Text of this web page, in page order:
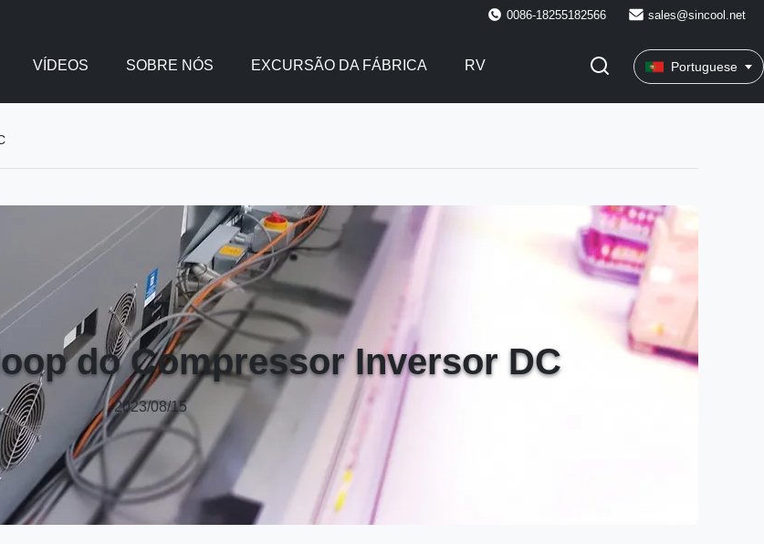
0086-18255182566 sales@sincool.net
VÍDEOS SOBRE NÓS EXCURSÃO DA FÁBRICA RV Portuguese
do Compressor Inversor DC
2023/08/15